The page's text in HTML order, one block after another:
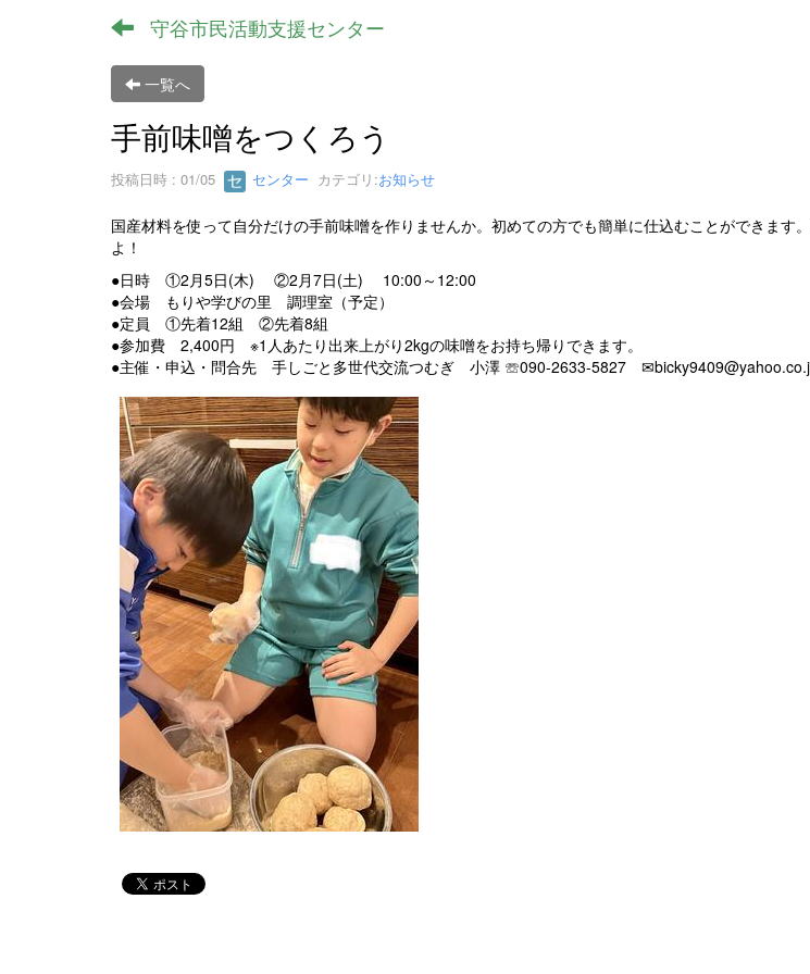
守谷市民活動支援センター
一覧へ
手前味噌をつくろう
投稿日時 : 01/05 センター カテゴリ:お知らせ
国産材料を使って自分だけの手前味噌を作りませんか。初めての方でも簡単に仕込むことができま
よ！
●日時 ①2月5日(木) ②2月7日(土) 10:00～12:00
●会場 もりや学びの里 調理室（予定）
●定員 ①先着12組 ②先着8組
●参加費 2,400円 ※1人あたり出来上がり2kgの味噌をお持ち帰りできます。
●主催・申込・問合先 手しごと多世代交流つむぎ 小澤 ☏090-2633-5827